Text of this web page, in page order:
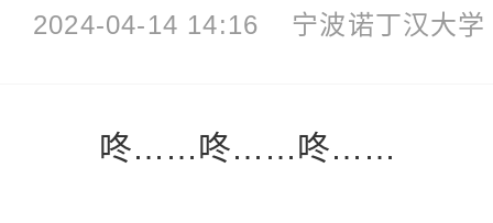
2024-04-14 14:16 宁波诺丁汉大学
咚……咚……咚……